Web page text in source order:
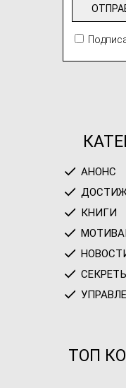
АНОНС
КНИГИ
ТОП